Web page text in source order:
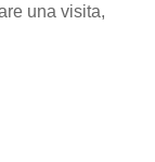
una visita,